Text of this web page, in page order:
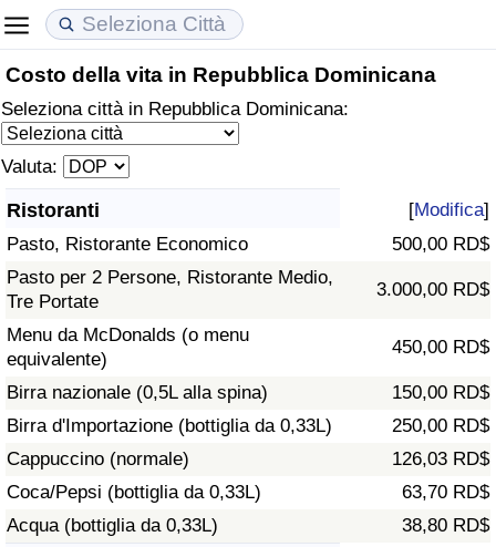
Costo della vita in Repubblica Dominicana
Seleziona città in Repubblica Dominicana:
Valuta:
Ristoranti [Modifica]
Pasto, Ristorante Economico
500,00 RD$
Pasto per 2 Persone, Ristorante Medio,
Tre Portate
3.000,00 RD$
Menu da McDonalds (o menu
equivalente)
450,00 RD$
Birra nazionale (0,5L alla spina)
150,00 RD$
Birra d'Importazione (bottiglia da 0,33L)
250,00 RD$
Cappuccino (normale)
126,03 RD$
Coca/Pepsi (bottiglia da 0,33L)
63,70 RD$
Acqua (bottiglia da 0,33L)
38,80 RD$
Costo della vita
Indice Del Costo Della Vita (corrente)
Indice del Costo della Vita per Nazione
ad Aqaba
Prezzi degli immobili
Indice del Prezzo delle Case (Corrente)
Indice del Prezzo delle Case per Nazione
Qualità della Vita
Indice della Qualità della Vita
Indice della qualità della vita per Paese
Criminalità
Indice del Tasso di Criminalità (Corrente)
Indice della Criminalità
Assistenza Sanitaria